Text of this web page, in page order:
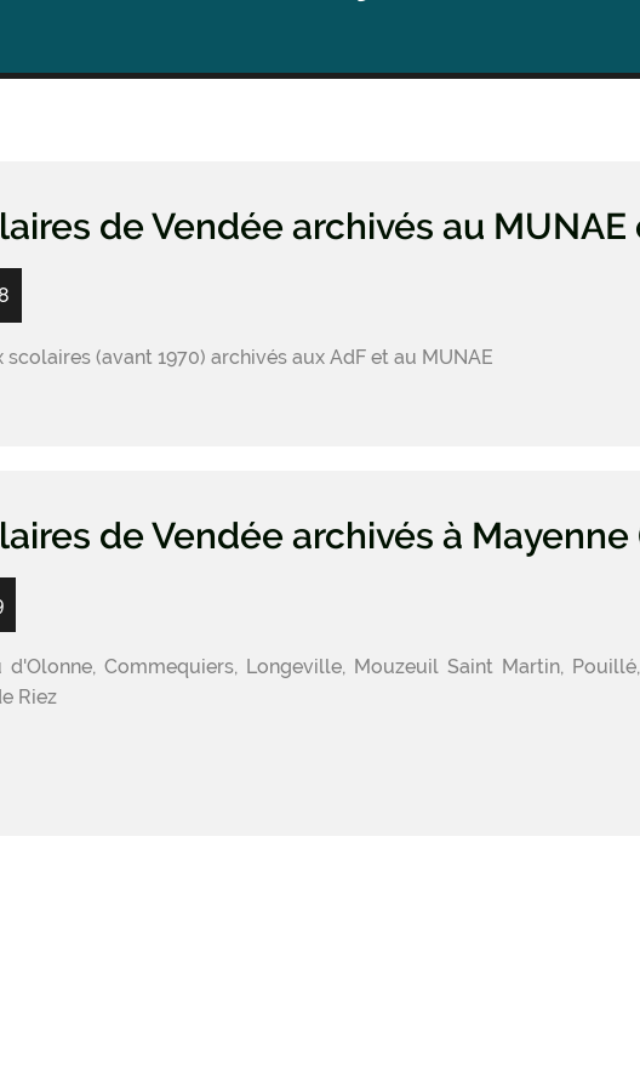
de Vendée archivés au MUNAE
(avant 1970) archivés aux AdF et au MUNAE
de Vendée archivés à Mayenne
Commequiers, Longeville, Mouzeuil Saint Martin, Pouillé,
Riez